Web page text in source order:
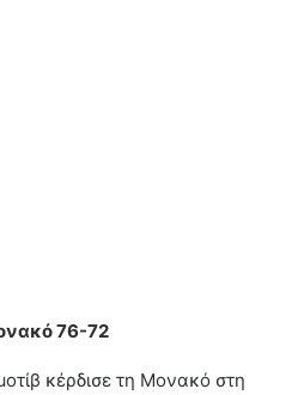
76-72
κέρδισε τη Μονακό στη